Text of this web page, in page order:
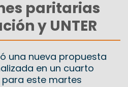
paritarias
y UNTER
una nueva propuesta
en un cuarto
este martes